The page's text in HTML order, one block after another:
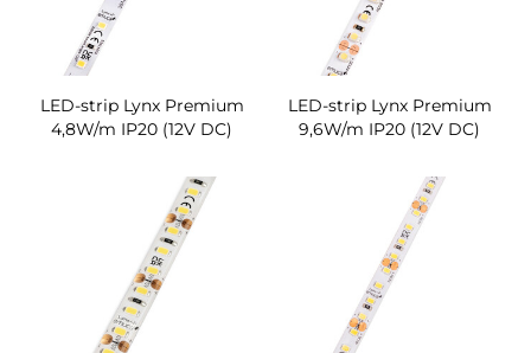
LED-strip Lynx Premium
4,8W/m IP20 (12V DC)
LED-strip Lynx Premium
9,6W/m IP20 (12V DC)